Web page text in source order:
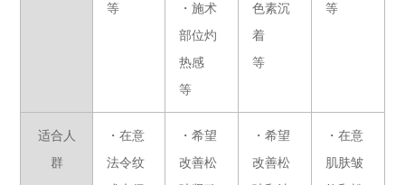
等
・施术
部位灼
热感
等
色素沉
着
等
等
适合人
群
・在意
法令纹
・希望
改善松
・希望
改善松
・在意
肌肤皱